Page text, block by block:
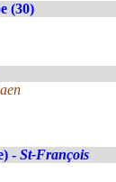
(30)
- St-François